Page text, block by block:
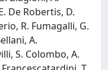
De Robertis, D.
R. Fumagalli, G.
A.
S. Colombo, A.